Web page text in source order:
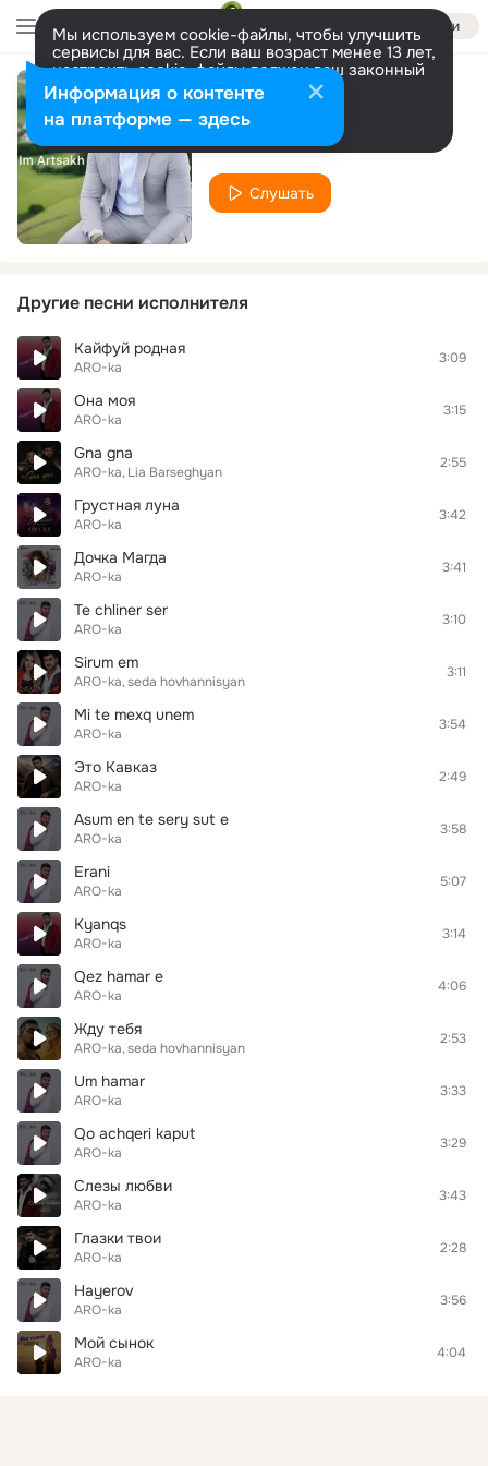
Войти
Мы используем cookie-файлы, чтобы улучшить
сервисы для вас. Если ваш возраст менее 13 лет,
настроить cookie-файлы должен ваш законный
представитель. Больше информации
Разрешить все Настроить
Im Artsakh
ARO-ka
Слушать
Другие песни исполнителя
Кайфуй родная
ARO-ka
3:09
Она моя
ARO-ka
3:15
Gna gna
ARO-ka Lia Barseghyan
2:55
Грустная луна
ARO-ka
3:42
Дочка Магда
ARO-ka
3:41
Te chliner ser
ARO-ka
3:10
Sirum em
ARO-ka seda hovhannisyan
3:11
Mi te mexq unem
ARO-ka
3:54
Это Кавказ
ARO-ka
2:49
Asum en te sery sut e
ARO-ka
3:58
Erani
ARO-ka
5:07
Kyanqs
ARO-ka
3:14
Qez hamar e
ARO-ka
4:06
Жду тебя
ARO-ka seda hovhannisyan
2:53
Um hamar
ARO-ka
3:33
Qo achqeri kaput
ARO-ka
3:29
Слезы любви
ARO-ka
3:43
Глазки твои
ARO-ka
2:28
Hayerov
ARO-ka
3:56
Мой сынок
ARO-ka
4:04
Информация о контенте
на платформе — здесь